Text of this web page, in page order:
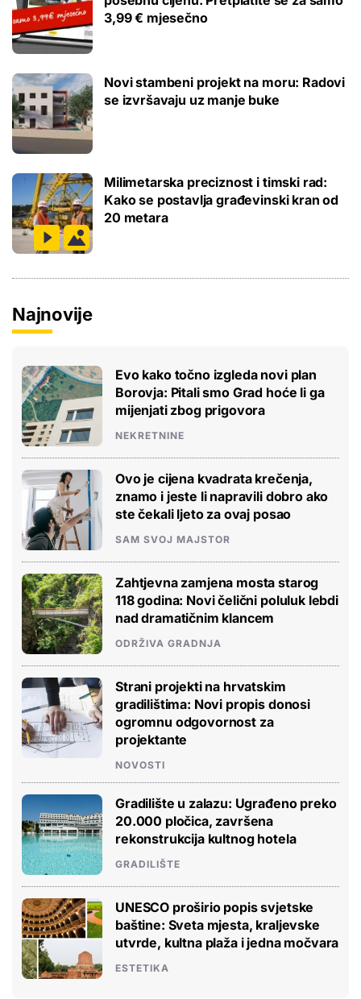
3,99 € mjesečno
Novi stambeni projekt na moru: Radovi
se izvršavaju uz manje buke
Milimetarska preciznost i timski rad:
Kako se postavlja građevinski kran od
20 metara
Najnovije
Evo kako točno izgleda novi plan
Borovja: Pitali smo Grad hoće li ga
mijenjati zbog prigovora
NEKRETNINE
Ovo je cijena kvadrata krečenja,
znamo i jeste li napravili dobro ako
ste čekali ljeto za ovaj posao
SAM SVOJ MAJSTOR
Zahtjevna zamjena mosta starog
118 godina: Novi čelični poluluk lebdi
nad dramatičnim klancem
ODRŽIVA GRADNJA
Strani projekti na hrvatskim
gradilištima: Novi propis donosi
ogromnu odgovornost za
projektante
NOVOSTI
Gradilište u zalazu: Ugrađeno preko
20.000 pločica, završena
rekonstrukcija kultnog hotela
GRADILIŠTE
UNESCO proširio popis svjetske
baštine: Sveta mjesta, kraljevske
utvrde, kultna plaža i jedna močvara
ESTETIKA